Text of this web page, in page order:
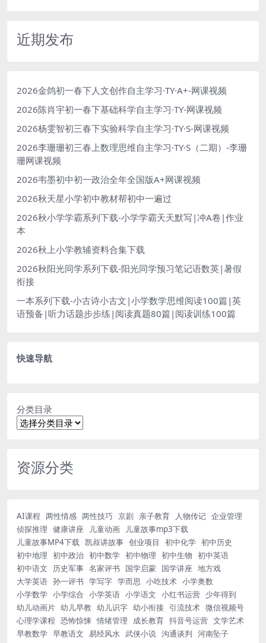
近期发布
2026金鸽初一春下人文创作自主学习·TY·A+-网课视频
2026陈肖宇初一春下基础科学自主学习·TY-网课视频
2026杨雯智初三春下实验科学自主学习·TY·S-网课视频
2026李珊珊初三春上数理思维自主学习·TY·S（二期）-李珊
珊网课视频
2026韦墨初中初一政治全年全国版A+网课视频
2026秋天星小学初中教材帮初中一遍过
2026秋小学学霸系列下载-小学学霸天天默写|冲A卷|作业
本
2026秋上小学教辅资料合集下载
2026秋阳光同学系列下载-阳光同学预习笔记语数英|暑假
衔接
一本系列下载-小古诗小古文|小学数学思维阅读100篇|英
语预备|听力话题步步练|阅读真题80篇|阅读训练100篇
快速导航
分类目录
资源分类
AI课程 两性情感 两性技巧 京剧 亲子教育 人物传记 企业管理
侦探推理 健康讲座 儿童动画
儿童故事mp3下载
儿童故事MP4下载 凯叔讲故事 创业项目 初中化学 初中历史
初中地理 初中政治 初中数学 初中物理 初中生物 初中英语
初中语文
历史军事 名家评书 国学启蒙 国学讲座 地方戏
大学英语 孙一评书 学写字 学而思 小吃技术 小学奥数
小学数学 小学综合 小学英语 小学语文 小红书运营 少年得到
幼儿动画片 幼儿早教 幼儿识字 幼小衔接 引流技术 微信视频号
心理学课程 恐怖惊悚 情绪管理 成长教育 抖音号运营 文学艺术
早教数学 早教语文 易经风水 武侠小说 沟通谈判 河南坠子